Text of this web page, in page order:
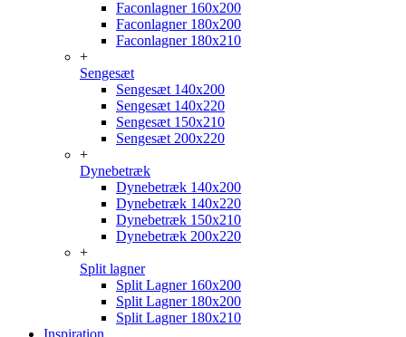
Faconlagner 160x200
Faconlagner 180x200
Faconlagner 180x210
+
Sengesæt
Sengesæt 140x200
Sengesæt 140x220
Sengesæt 150x210
Sengesæt 200x220
+
Dynebetræk
Dynebetræk 140x200
Dynebetræk 140x220
Dynebetræk 150x210
Dynebetræk 200x220
+
Split lagner
Split Lagner 160x200
Split Lagner 180x200
Split Lagner 180x210
Inspiration